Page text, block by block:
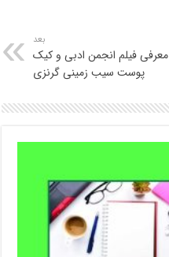
بعد
معرفی فیلم انجمن ادبی و کیک
پوست سیب زمینی گرنزی